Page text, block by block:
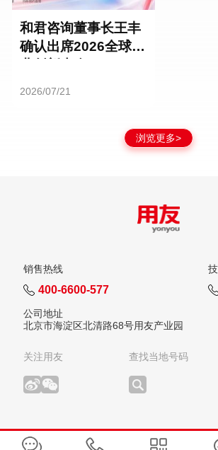
和君咨询董事长王丰
确认出席2026全球商
2026/07/21
浏览更多>
销售热线
400-6600-577
公司地址
北京市海淀区北清路68号用友产业园
关注用友 查找当地号码
版权所有：用友网络科技股份有限